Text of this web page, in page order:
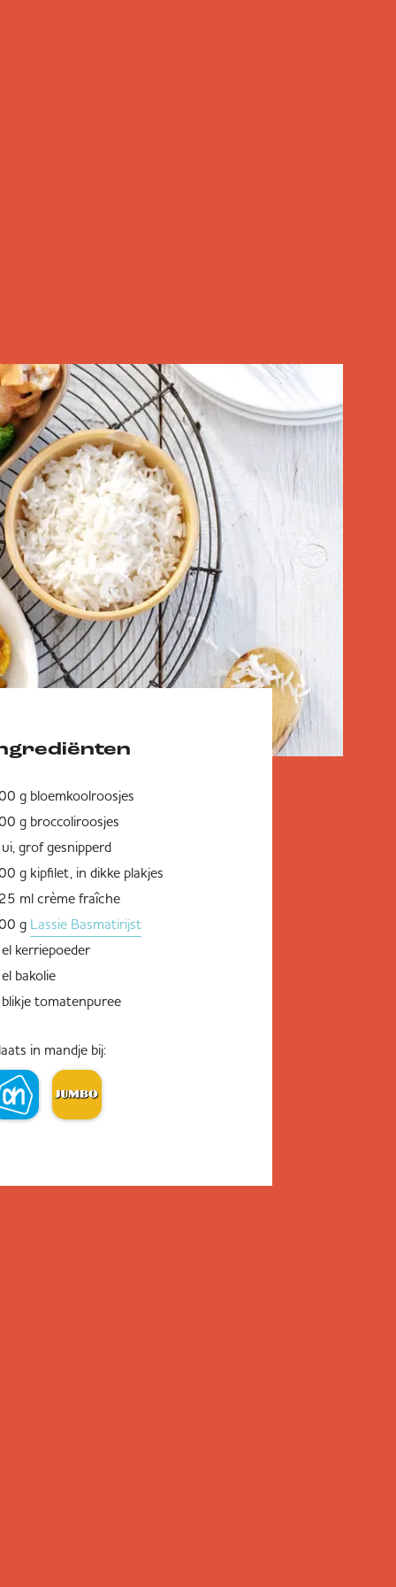
g bloemkoolroosjes
g broccoliroosjes
grof gesnipperd
g kipfilet, in dikke plakjes
ml crème fraîche
g Lassie Basmatirijst
kerriepoeder
bakolie
tomatenpuree
in mandje bij: